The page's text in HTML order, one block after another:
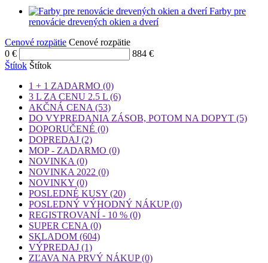
Farby pre
renovácie drevených okien a dverí
Cenové rozpätie Cenové rozpätie
0 € 884 €
Štítok Štítok
1 + 1 ZADARMO (0)
3 L ZA CENU 2.5 L (6)
AKČNÁ CENA (53)
DO VYPREDANIA ZÁSOB, POTOM NA DOPYT (5)
DOPORUČENÉ (0)
DOPREDAJ (2)
MOP - ZADARMO (0)
NOVINKA (0)
NOVINKA 2022 (0)
NOVINKY (0)
POSLEDNÉ KUSY (20)
POSLEDNÝ VÝHODNÝ NÁKUP(0)
REGISTROVANÍ - 10 % (0)
SUPER CENA (0)
SKLADOM (604)
VÝPREDAJ (1)
ZĽAVA NA PRVÝ NÁKUP(0)